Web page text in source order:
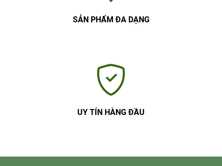
SẢN PHẨM ĐA DẠNG
UY TÍN HÀNG ĐẦU